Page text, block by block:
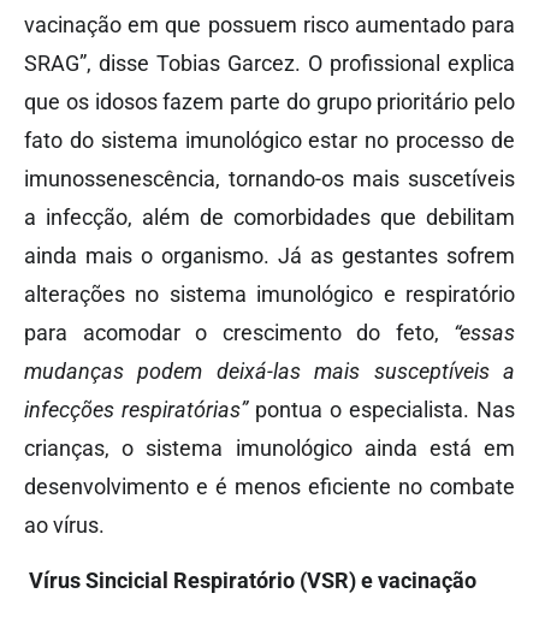
vacinação em que possuem risco aumentado para
SRAG”, disse Tobias Garcez. O profissional explica
que os idosos fazem parte do grupo prioritário pelo
fato do sistema imunológico estar no processo de
imunossenescência, tornando-os mais suscetíveis
a infecção, além de comorbidades que debilitam
ainda mais o organismo. Já as gestantes sofrem
alterações no sistema imunológico e respiratório
para acomodar o crescimento do feto, “essas
mudanças podem deixá-las mais susceptíveis a
infecções respiratórias”pontua o especialista. Nas
crianças, o sistema imunológico ainda está em
desenvolvimento e é menos eficiente no combate
ao vírus.
Vírus Sincicial Respiratório (VSR) e vacinação